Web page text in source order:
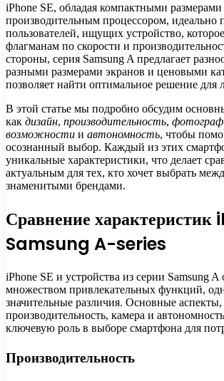
iPhone SE, обладая компактными
производительным процессором, идеально
пользователей, ищущих устройство,
флагманам по скорости и
стороны, серия Samsung A предлагает
разными размерами экранов и ценовыми
позволяет найти оптимальное решение для
В этой статье мы подробно обсудим
как дизайн, производительность,
возможности и автономность, чтобы
осознанный выбор. Каждый из этих
уникальные характеристики, что делает
актуальным для тех, кто хочет выбрать
знаменитыми брендами.
Сравнение характеристик
Samsung A-series
iPhone SE и устройства из серии Samsung A
множеством привлекательных функций,
значительные различия. Основные аспекты,
производительность, камера и
ключевую роль в выборе смартфона для
Производительность